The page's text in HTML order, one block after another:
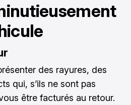
des rayures, des
qui, s’ils ne sont pas
être facturés au retour.